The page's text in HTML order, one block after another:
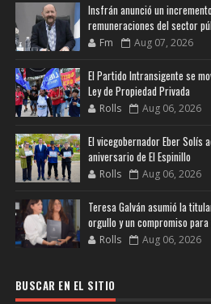
Insfrán anunció un
remuneraciones del sector
Fm Aug 07, 2026
El Partido Intransigente se
Ley de Propiedad Privada
Rolls Aug 06, 2026
El vicegobernador Eber Solís
aniversario de El Espinillo
Rolls Aug 06, 2026
Teresa Galván asumió la
orgullo y un compromiso
Rolls Aug 06, 2026
BUSCAR EN EL SITIO